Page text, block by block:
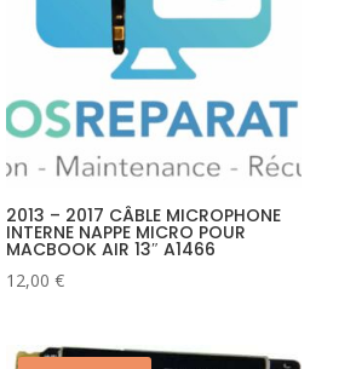
2013 – 2017 CÂBLE MICROPHONE
INTERNE NAPPE MICRO POUR
MACBOOK AIR 13″ A1466
12,00€